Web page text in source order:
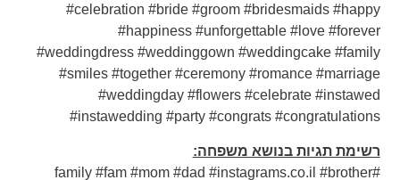
#celebration #bride #groom #bridesmaids #happy
#happiness #unforgettable #love #forever
#weddingdress #weddinggown #weddingcake #family
#smiles #together #ceremony #romance #marriage
#weddingday #flowers #celebrate #instawed
#instawedding #party #congrats #congratulations
רשימת תגיות בנושא משפחה:
#family #fam #mom #dad #instagrams.co.il #brother